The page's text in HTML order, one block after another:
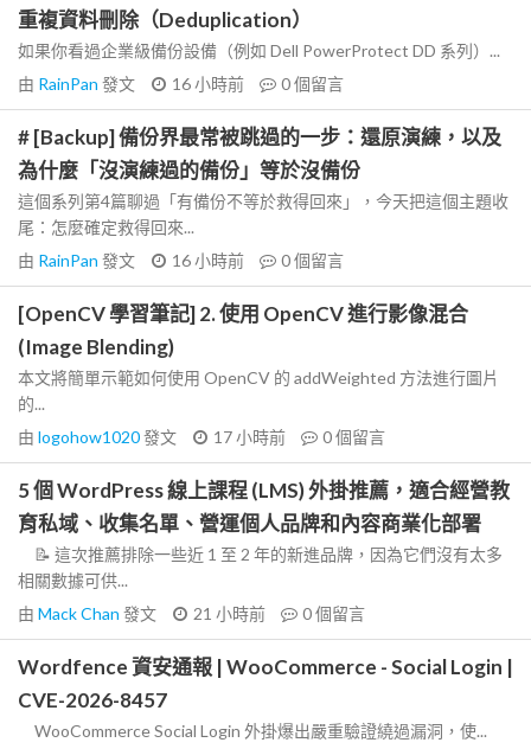
重複資料刪除（Deduplication）
如果你看過企業級備份設備（例如 Dell PowerProtect DD 系列）...
由 RainPan 發文 16 小時前 0個留言
# [Backup] 備份界最常被跳過的一步：還原演練，以及
為什麼「沒演練過的備份」等於沒備份
這個系列第4篇聊過「有備份不等於救得回來」，今天把這個主題收
尾：怎麼確定救得回來...
由 RainPan 發文 16 小時前 0個留言
[OpenCV 學習筆記] 2. 使用 OpenCV 進行影像混合
(Image Blending)
本文將簡單示範如何使用 OpenCV 的 addWeighted 方法進行圖片
的...
由 logohow1020發文 17 小時前 0個留言
5 個 WordPress 線上課程 (LMS) 外掛推薦，適合經營教
育私域、收集名單、營運個人品牌和內容商業化部署
📝 這次推薦排除一些近 1 至 2 年的新進品牌，因為它們沒有太多
相關數據可供...
由 Mack Chan 發文 21 小時前 0個留言
Wordfence 資安通報 | WooCommerce - Social Login |
CVE-2026-8457
WooCommerce Social Login 外掛爆出嚴重驗證繞過漏洞，使...